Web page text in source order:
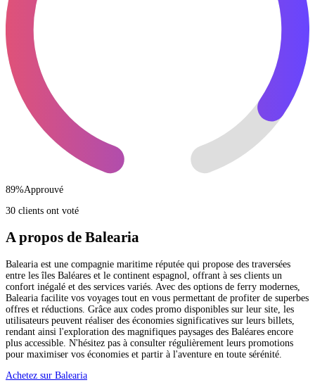
89%Approuvé
30 clients ont voté
A propos de Balearia
Balearia est une compagnie maritime réputée qui propose des traversées
entre les îles Baléares et le continent espagnol, offrant à ses clients un
confort inégalé et des services variés. Avec des options de ferry modernes,
Balearia facilite vos voyages tout en vous permettant de profiter de superbes
offres et réductions. Grâce aux codes promo disponibles sur leur site, les
utilisateurs peuvent réaliser des économies significatives sur leurs billets,
rendant ainsi l'exploration des magnifiques paysages des Baléares encore
plus accessible. N'hésitez pas à consulter régulièrement leurs promotions
pour maximiser vos économies et partir à l'aventure en toute sérénité.
Achetez sur Balearia